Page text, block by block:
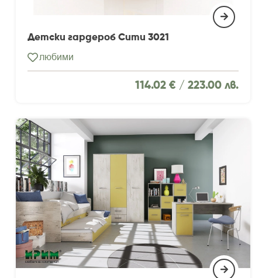
Детски гардероб Сити 3021
любими
114.02 € / 223.00 лв.